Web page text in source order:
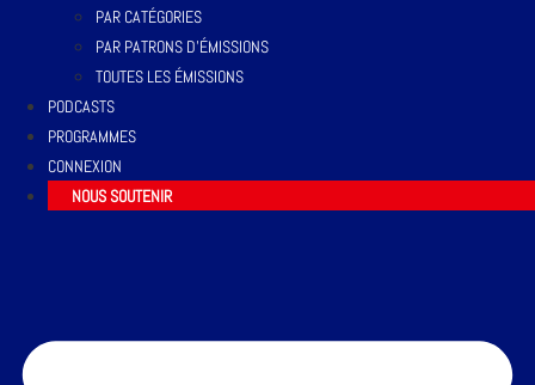
PAR CATÉGORIES
PAR PATRONS D’ÉMISSIONS
TOUTES LES ÉMISSIONS
PODCASTS
PROGRAMMES
CONNEXION
NOUS SOUTENIR